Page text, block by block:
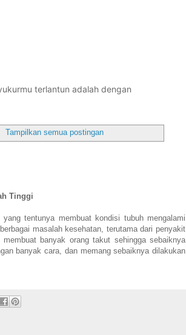
terlantun adalah dengan
Tampilkan semua postingan
Tinggi
yang tentunya membuat kondisi tubuh mengalami
masalah kesehatan, terutama dari penyakit
banyak orang takut sehingga sebaiknya
banyak cara, dan memang sebaiknya dilakukan